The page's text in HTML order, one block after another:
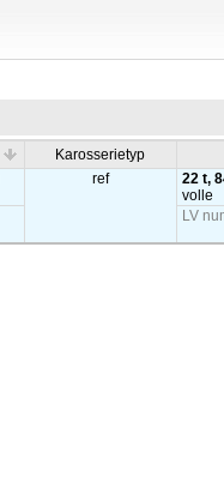
Karosserietyp
ref
22 t,
volle
LV